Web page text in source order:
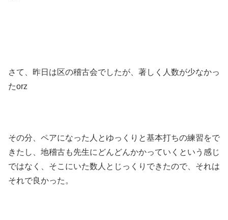
さて、昨日は区の稽古会でしたが、著しく人数が少なかっ
たorz
その分、ペアになった人とゆっくりと基本打ちの練習をで
きたし、地稽古も先生にどんどんかかっていくという感じ
ではなく、そこにいた数人とじっくりできたので、それは
それで良かった。